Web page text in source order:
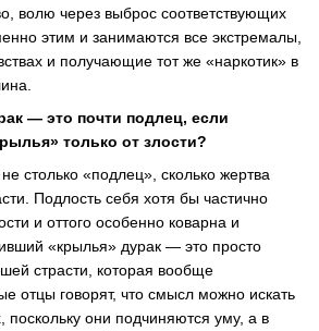
волю через выброс соответствующих
этим и занимаются все экстремалы,
и получающие тот же «наркотик» в
— это почти подлец, если
только от злости?
столько «подлец», сколько жертва
Подлость себя хотя бы частично
и оттого особенно коварна и
«крылья» дурак — это просто
страсти, которая вообще
отцы говорят, что смысл можно искать
поскольку они подчиняются уму, а в